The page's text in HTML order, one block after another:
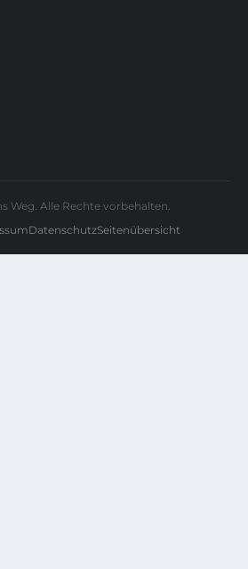
Weg. Alle Rechte vorbehalten.
DatenschutzSeitenübersicht